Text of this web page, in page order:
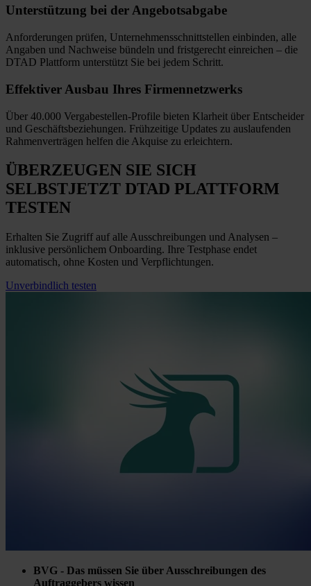
Unterstützung bei der Angebotsabgabe
Anforderungen prüfen, Unternehmensschnittstellen einbinden, alle
Angaben und Nachweise bündeln und fristgerecht einreichen – die
DTAD Plattform unterstützt Sie bei jedem Schritt.
Effektiver Ausbau Ihres Firmennetzwerks
Über 40.000 Vergabestellen-Profile bieten Klarheit über Entscheider
und Geschäftsbeziehungen. Frühzeitige Updates zu auslaufenden
Rahmenverträgen helfen die Akquise zu erleichtern.
ÜBERZEUGEN SIE SICH
SELBSTJETZT DTAD PLATTFORM
TESTEN
Erhalten Sie Zugriff auf alle Ausschreibungen und Analysen –
inklusive persönlichem Onboarding. Ihre Testphase endet
automatisch, ohne Kosten und Verpflichtungen.
Unverbindlich testen
BVG - Das müssen Sie über Ausschreibungen des
Auftraggebers wissen